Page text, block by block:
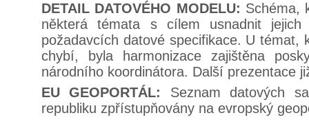
DETAIL DATOVÉHO MODELU: Schéma,
některá témata s cílem usnadnit jejich
požadavcích datové specifikace. U témat,
chybí, byla harmonizace zajištěna
národního koordinátora. Další prezentace
EU GEOPORTÁL: Seznam datových
republiku zpřístupňovány na evropský